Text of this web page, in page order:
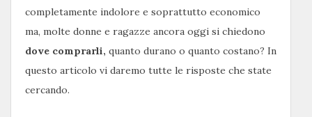
completamente indolore e soprattutto economico
ma, molte donne e ragazze ancora oggi si chiedono
dove comprarli, quanto durano o quanto costano? In
questo articolo vi daremo tutte le risposte che state
cercando.